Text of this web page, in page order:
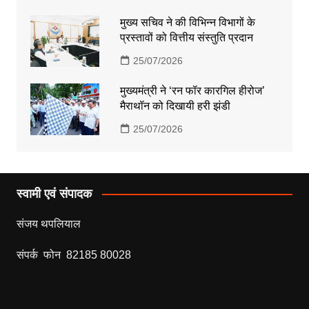
मुख्य सचिव ने की विभिन्न विभागों के
प्रस्तावों को वित्तीय संस्तुति प्रदान
25/07/2026
मुख्यमंत्री ने ‘रन फॉर कारगिल हीरोज’
मैराथॉन को दिखायी हरी झंडी
25/07/2026
स्वामी एवं संपादक
संजय थपलियाल
संपर्क फोन 82185 80028